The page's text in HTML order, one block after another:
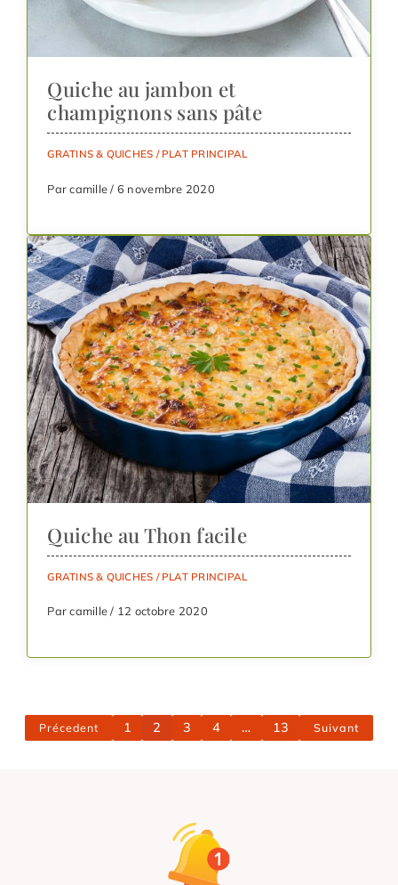
Quiche au jambon et
champignons sans pâte
GRATINS & QUICHES / PLAT PRINCIPAL
Par camille / 6 novembre 2020
Quiche au Thon facile
GRATINS & QUICHES / PLAT PRINCIPAL
Par camille / 12 octobre 2020
Précedent 1 2 3 4 … 13 Suivant